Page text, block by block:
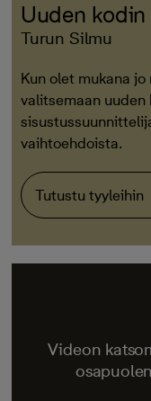
Uuden
Turun Silmu
Kun olet mukana
valitsemaan
vaihtoehdoista.
Tutustu tyyleihin
Videon